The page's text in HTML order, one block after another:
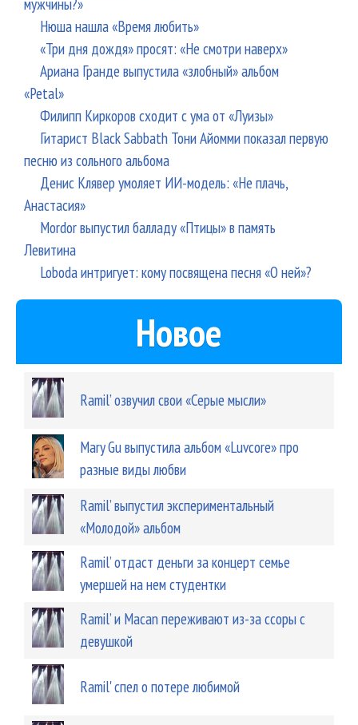
Нюша нашла «Время любить»
«Три дня дождя» просят: «Не смотри наверх»
Ариана Гранде выпустила «злобный» альбом
«Petal»
Филипп Киркоров сходит с ума от «Луизы»
Гитарист Black Sabbath Тони Айомми показал первую
песню из сольного альбома
Денис Клявер умоляет ИИ-модель: «Не плачь,
Анастасия»
Mordor выпустил балладу «Птицы» в память
Левитина
Loboda интригует: кому посвящена песня «О ней»?
Новое
Ramil’ озвучил свои «Серые мысли»
Mary Gu выпустила альбом «Luvcore» про
разные виды любви
Ramil’ выпустил экспериментальный
«Молодой» альбом
Ramil’ отдаст деньги за концерт семье
умершей на нем студентки
Ramil’ и Macan переживают из-за ссоры с
девушкой
Ramil' спел о потере любимой